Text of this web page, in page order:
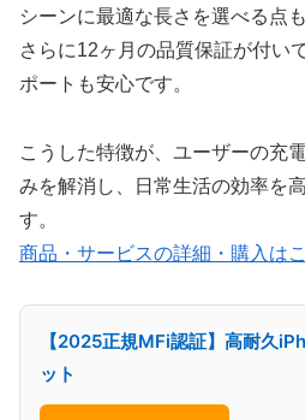
シーンに最適な長さを選べる点
さらに12ヶ月の品質保証が付い
ポートも安心です。
こうした特徴が、ユーザーの充
みを解消し、日常生活の効率を
す。
商品・サービスの詳細・購入は
【2025正規MFi認証】高耐久
ット